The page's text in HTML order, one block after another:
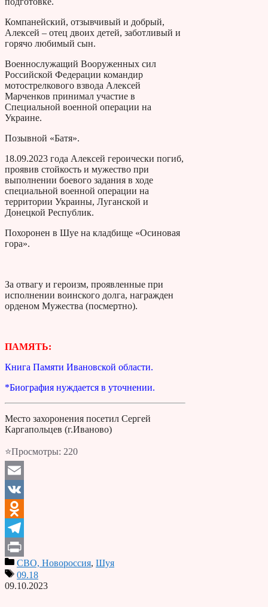
Компанейский, отзывчивый и добрый,
Алексей – отец двоих детей, заботливый и
горячо любимый сын.
Военнослужащий Вооруженных сил
Российской Федерации командир
мотострелкового взвода Алексей
Марченков принимал участие в
Специальной военной операции на
Украине.
Позывной «Батя».
18.09.2023 года Алексей героически погиб,
проявив стойкость и мужество при
выполнении боевого задания в ходе
специальной военной операции на
территории Украины, Луганской и
Донецкой Республик.
Похоронен в Шуе на кладбище «Осиновая
гора».
За отвагу и героизм, проявленные при
исполнении воинского долга, награжден
орденом Мужества (посмертно).
ПАМЯТЬ:
Книга Памяти Ивановской области.
*Биография нуждается в уточнении.
Место захоронения посетил Сергей
Каргапольцев (г.Иваново)
⭐Просмотры: 220
Email
VK
Odnoklassniki
Telegram
PrintСВО, Новороссия, Шуя
09.18
09.10.2023